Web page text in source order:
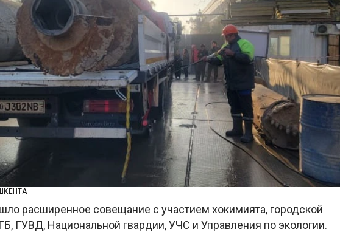
расширенное совещание с участием хокимията, городской
ГУВД, Национальной гвардии, УЧС и Управления по экологии.